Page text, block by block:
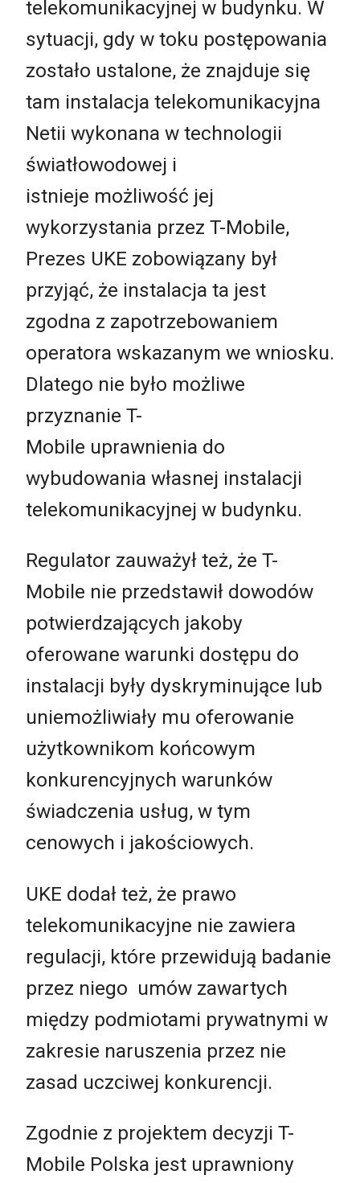
telekomunikacyjnej w budynku. W
sytuacji, gdy w toku postępowania
zostało ustalone, że znajduje się
tam instalacja telekomunikacyjna
Netii wykonana w technologii
światłowodowej i
istnieje możliwość jej
wykorzystania przez T-Mobile,
Prezes UKE zobowiązany był
przyjąć, że instalacja ta jest
zgodna z zapotrzebowaniem
operatora wskazanym we wniosku.
Dlatego nie było możliwe
przyznanie T-
Mobile uprawnienia do
wybudowania własnej instalacji
telekomunikacyjnej w budynku.
Regulator zauważył też, że T-
Mobile nie przedstawił dowodów
potwierdzających jakoby
oferowane warunki dostępu do
instalacji były dyskryminujące lub
uniemożliwiały mu oferowanie
użytkownikom końcowym
konkurencyjnych warunków
świadczenia usług, w tym
cenowych i jakościowych.
UKE dodał też, że prawo
telekomunikacyjne nie zawiera
regulacji, które przewidują badanie
przez niego umów zawartych
między podmiotami prywatnymi w
zakresie naruszenia przez nie
zasad uczciwej konkurencji.
Zgodnie z projektem decyzji T-
Mobile Polska jest uprawniony